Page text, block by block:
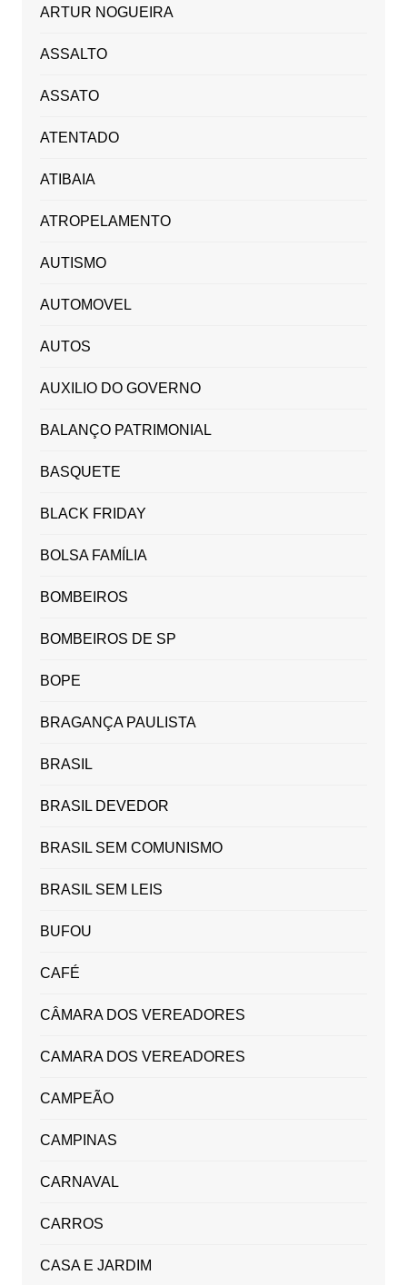
ARTUR NOGUEIRA
ASSALTO
ASSATO
ATENTADO
ATIBAIA
ATROPELAMENTO
AUTISMO
AUTOMOVEL
AUTOS
AUXILIO DO GOVERNO
BALANÇO PATRIMONIAL
BASQUETE
BLACK FRIDAY
BOLSA FAMÍLIA
BOMBEIROS
BOMBEIROS DE SP
BOPE
BRAGANÇA PAULISTA
BRASIL
BRASIL DEVEDOR
BRASIL SEM COMUNISMO
BRASIL SEM LEIS
BUFOU
CAFÉ
CÂMARA DOS VEREADORES
CAMARA DOS VEREADORES
CAMPEÃO
CAMPINAS
CARNAVAL
CARROS
CASA E JARDIM